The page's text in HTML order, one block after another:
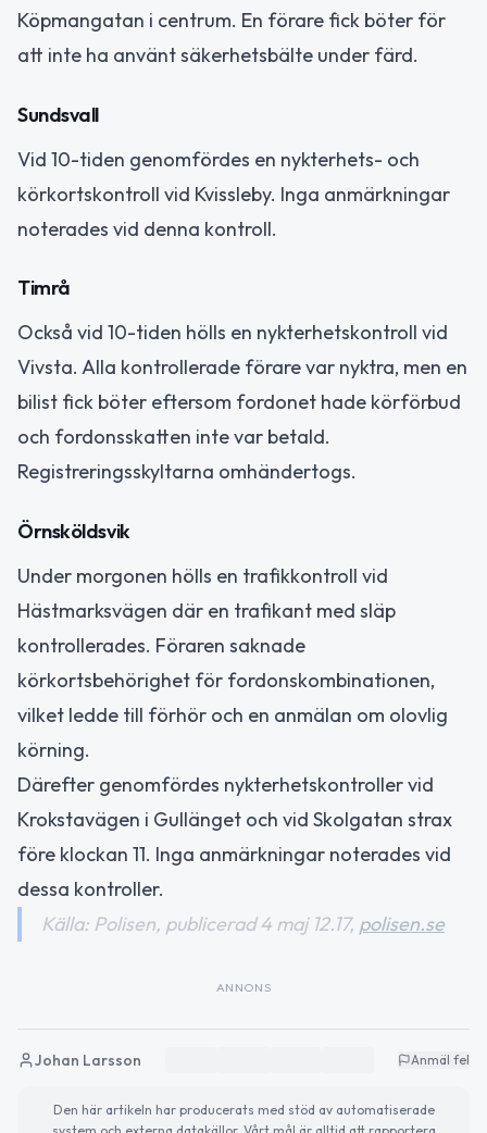
Köpmangatan i centrum. En förare fick böter för
att inte ha använt säkerhetsbälte under färd.
Sundsvall
Vid 10-tiden genomfördes en nykterhets- och
körkortskontroll vid Kvissleby. Inga anmärkningar
noterades vid denna kontroll.
Timrå
Också vid 10-tiden hölls en nykterhetskontroll vid
Vivsta. Alla kontrollerade förare var nyktra, men en
bilist fick böter eftersom fordonet hade körförbud
och fordonsskatten inte var betald.
Registreringsskyltarna omhändertogs.
Örnsköldsvik
Under morgonen hölls en trafikkontroll vid
Hästmarksvägen där en trafikant med släp
kontrollerades. Föraren saknade
körkortsbehörighet för fordonskombinationen,
vilket ledde till förhör och en anmälan om olovlig
körning.
Därefter genomfördes nykterhetskontroller vid
Krokstavägen i Gullänget och vid Skolgatan strax
före klockan 11. Inga anmärkningar noterades vid
dessa kontroller.
Källa: Polisen, publicerad 4 maj 12.17, polisen.se
ANNONS
Johan Larsson Anmäl fel
Den här artikeln har producerats med stöd av automatiserade